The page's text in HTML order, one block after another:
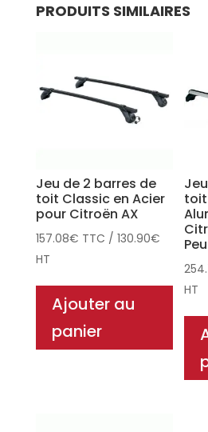
PRODUITS SIMILAIRES
Jeu de 2 barres de
toit Classic en Acier
pour Citroën AX
157.08€ TTC / 130.90€
HT
Ajouter au
panier
toit
HT